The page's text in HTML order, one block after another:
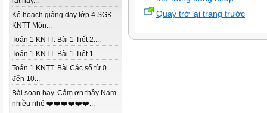
Kế hoạch giảng dạy lớp 4 SGK -
KNTT Môn...
Toán 1 KNTT. Bài 1 Tiết 2....
Toán 1 KNTT. Bài 1 Tiết 1....
Toán 1 KNTT. Bài Các số từ 0
đến 10...
Bài soạn hay. Cảm ơn thầy Nam
nhiều nhé ❤️❤️❤️❤️❤️❤️...
Quay trở lại trang trước